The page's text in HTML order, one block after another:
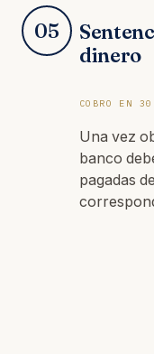
05
dinero
COBRO EN
Una vez
banco
pagadas